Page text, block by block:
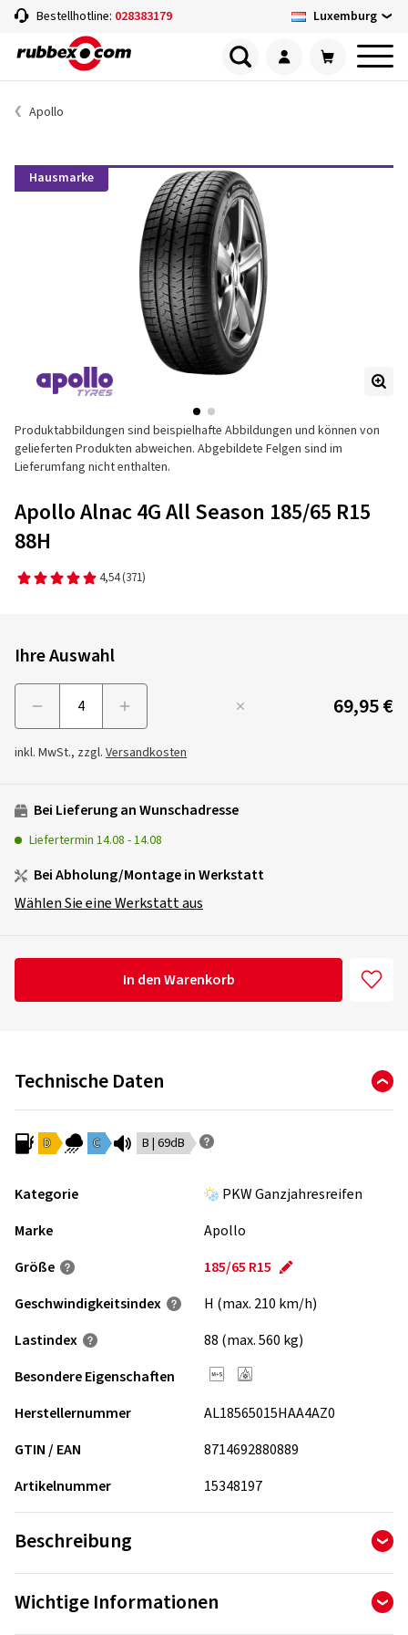
Bestellhotline: 028383179 Luxemburg
Apollo
Hausmarke
Produktabbildungen sind beispielhafte Abbildungen und können von
gelieferten Produkten abweichen. Abgebildete Felgen sind im
Lieferumfang nicht enthalten.
Apollo Alnac 4G All Season 185/65 R15
88H
4,54 (371)
Ihre Auswahl
69,95 €
inkl. MwSt., zzgl. Versandkosten
Bei Lieferung an Wunschadresse
Liefertermin 14.08 -14.08
Bei Abholung/Montage in Werkstatt
Wählen Sie eine Werkstatt aus
In den Warenkorb
Technische Daten
D C B | 69dB
Kategorie
PKW Ganzjahresreifen
Marke
Apollo
Größe
185/65 R15
Geschwindigkeits­index
H (max. 210 km/h)
Lastindex
88 (max. 560 kg)
Besondere Eigenschaften
Herstellernummer
AL18565015HAA4AZ0
GTIN / EAN
8714692880889
Artikelnummer
15348197
Beschreibung
Alnac 4 G All Season - Hochleistungsfähiger
Ganzjahresreifen
Wichtige Informationen